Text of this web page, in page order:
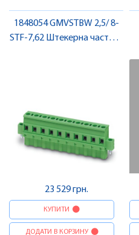
1848054 GMVSTBW 2,5/ 8-
STF-7,62 Штекерна частина
23 529 грн.
КУПИТИ
ДОДАТИ В КОРЗИНУ